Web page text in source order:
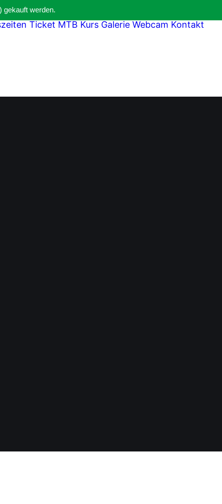
gekauft werden.
Ticket MTB Kurs Galerie Webcam Kontakt